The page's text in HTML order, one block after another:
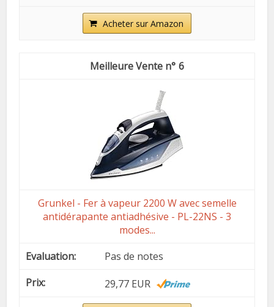
Acheter sur Amazon
6
Grunkel - Fer à vapeur 2200 W avec semelle
antidérapante antiadhésive - PL-22NS - 3
modes...
Pas de notes
29,77 EUR